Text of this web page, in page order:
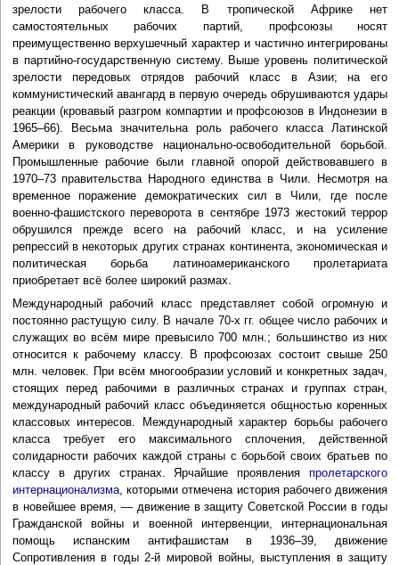
зрелости рабочего класса. В тропической Африке нет
самостоятельных рабочих партий, профсоюзы носят
преимущественно верхушечный характер и частично интегрированы
в партийно-государственную систему. Выше уровень политической
зрелости передовых отрядов рабочий класс в Азии; на его
коммунистический авангард в первую очередь обрушиваются удары
реакции (кровавый разгром компартии и профсоюзов в Индонезии в
1965–66). Весьма значительна роль рабочего класса Латинской
Америки в руководстве национально-освободительной борьбой.
Промышленные рабочие были главной опорой действовавшего в
1970–73 правительства Народного единства в Чили. Несмотря на
временное поражение демократических сил в Чили, где после
военно-фашистского переворота в сентябре 1973 жестокий террор
обрушился прежде всего на рабочий класс, и на усиление
репрессий в некоторых других странах континента, экономическая и
политическая борьба латиноамериканского пролетариата
приобретает всё более широкий размах.
Международный рабочий класс представляет собой огромную и
постоянно растущую силу. В начале 70-х гг. общее число рабочих и
служащих во всём мире превысило 700 млн.; большинство из них
относится к рабочему классу. В профсоюзах состоит свыше 250
млн. человек. При всём многообразии условий и конкретных задач,
стоящих перед рабочими в различных странах и группах стран,
международный рабочий класс объединяется общностью коренных
классовых интересов. Международный характер борьбы рабочего
класса требует его максимального сплочения, действенной
солидарности рабочих каждой страны с борьбой своих братьев по
классу в других странах. Ярчайшие проявленияпролетарского
интернационализма, которыми отмечена история рабочего движения
в новейшее время, — движение в защиту Советской России в годы
Гражданской войны и военной интервенции, интернациональная
помощь испанским антифашистам в 1936–39, движение
Сопротивления в годы 2-й мировой войны, выступления в защиту